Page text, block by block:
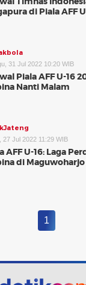
di Piala AFF
31 Jul 2022 10:20 WIB
Piala AFF U-16
Nanti Malam
27 Jul 2022 11:29 WIB
AFF U-16: Laga
di Maguwoharjo
1